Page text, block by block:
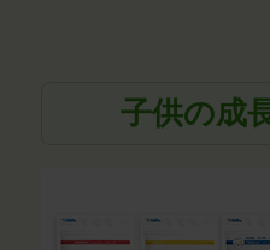
子供の成